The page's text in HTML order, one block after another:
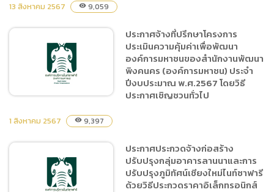
กิจกรรมสร้างกระแสการท่อง
เที่ยวไนท์ซาฟารี นอกสถานที่
ด้วยวิธีประกวดราคา
อิเล็กทรอนิกส์ (e-bidding)
13 สิงหาคม 2567 visibility 9,059
ประกาศจ้างที่ปรึกษาโครงการ
องค์การมหาชนของสำนักงาน
พัฒนาพิงคนคร (องค์การ
ประกาศจ้างที่ปรึกษาโครงการ
ประเมินความคุ้มค่าเพื่อพัฒนา
องค์การมหาชนของสำนักงานพัฒนา
พิงคนคร (องค์การมหาชน) ประจำ
ปีงบประมาณ พ.ศ.2567 โดยวิธี
ประกาศเชิญชวนทั่วไป
1 สิงหาคม 2567 visibility 9,397
ประกาศประกวดจ้างก่อสร้าง
ปรับปรุงกลุ่มอาคารลานนาและการ
ปรับปรุงภูมิทัศน์เชียงใหม่ไนท์ซาฟารี
ด้วยวิธีประกวดราคาอิเล็กทรอนิกส์